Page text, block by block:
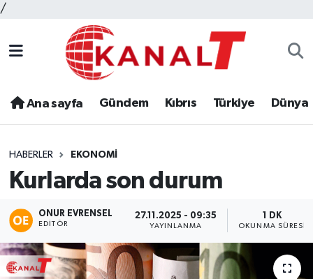
/
Ana sayfa Gündem Kıbrıs Türkiye Dünya
HABERLER EKONOMI
Kurlarda son durum
ONUR EVRENSEL
EDITÖR
27.11.2025 - 09:35
YAYINLANMA
1 DK
OKUNMA SÜRESI